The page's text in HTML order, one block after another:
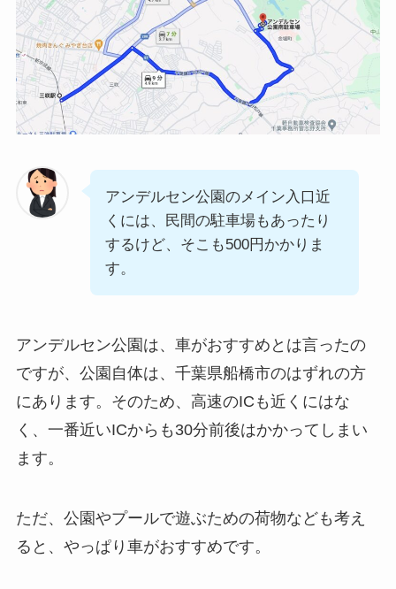
アンデルセン公園のメイン入口近
くには、民間の駐車場もあったり
するけど、そこも500円かかりま
す。
アンデルセン公園は、車がおすすめとは言ったの
ですが、公園自体は、千葉県船橋市のはずれの方
にあります。そのため、高速のICも近くにはな
く、一番近いICからも30分前後はかかってしまい
ます。
ただ、公園やプールで遊ぶための荷物なども考え
ると、やっぱり車がおすすめです。